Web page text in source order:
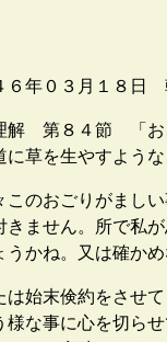
６年０３月１８日
第８４節 「おご
に草を生やすような
のおごりがましい
きません。所で私
うかね。又は確か
始末倹約をさせて
様な事に心を切ら